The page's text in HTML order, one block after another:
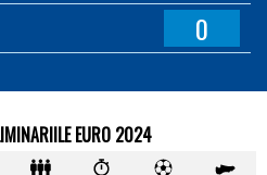
0
EURO 2024